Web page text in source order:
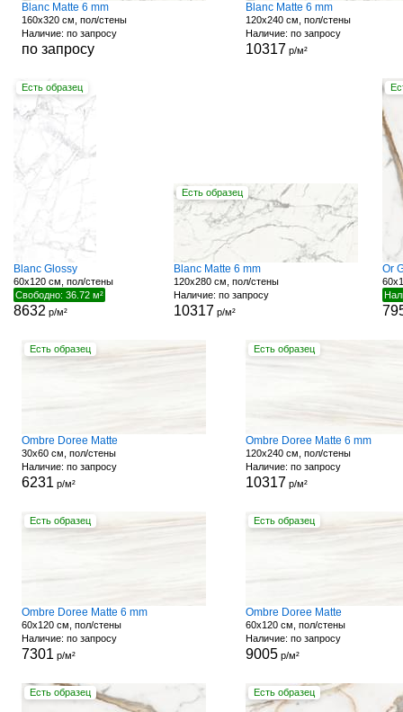
Blanc Matte 6 mm
160x320 см, пол/стены
Наличие: по запросу
по запросу
Blanc Matte 6 mm
120x240 см, пол/стены
Наличие: по запросу
10317 р/м²
Есть образец
Blanc Glossy
60x120 см, пол/стены
Свободно: 36.72 м²
8632 р/м²
Есть образец
Blanc Matte 6 mm
120x280 см, пол/стены
Наличие: по запросу
10317 р/м²
Or
Есть образец
Ombre Doree Matte
30x60 см, пол/стены
Наличие: по запросу
6231 р/м²
Есть образец
Ombre Doree Matte 6 mm
120x240 см, пол/стены
Наличие: по запросу
10317 р/м²
Есть образец
Ombre Doree Matte 6 mm
60x120 см, пол/стены
Наличие: по запросу
7301 р/м²
Есть образец
Ombre Doree Matte
60x120 см, пол/стены
Наличие: по запросу
9005р/м²
Есть образец Есть образец